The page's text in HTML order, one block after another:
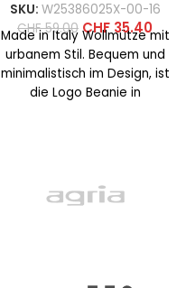
SKU: W25386025X-00-16
CHF59.00 CHF 35.40
Made in Italy Wollmütze mit
urbanem Stil. Bequem und
minimalistisch im Design, ist
die Logo Beanie in